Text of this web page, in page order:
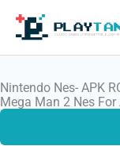
contenuto
Nintendo Nes- APK
Mega Man 2 Nes For